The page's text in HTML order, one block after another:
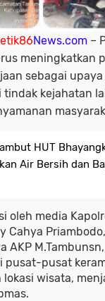
News.com –
meningkatkan
sebagai
tindak kejahatan
HUT
Air Bersih dan
oleh media
Cahya
AKP
pusat-pusat
wisata,